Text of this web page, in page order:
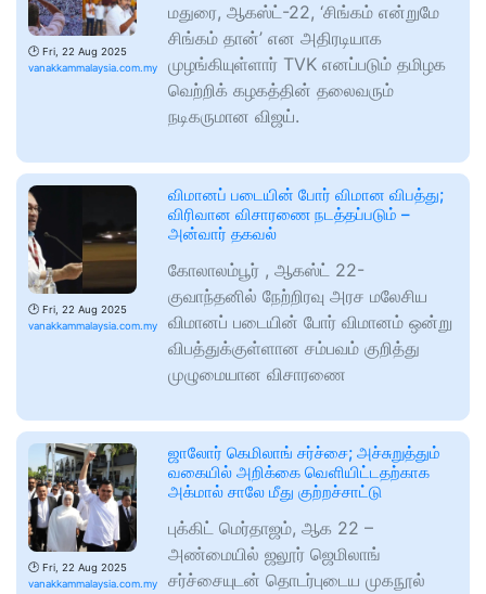
🕑 Fri, 22 Aug 2025
vanakkammalaysia.com.my
மதுரை, ஆகஸ்ட்-22, ‘சிங்கம் என்றுமே
சிங்கம் தான்’ என அதிரடியாக
முழங்கியுள்ளார் TVK எனப்படும் தமிழக
வெற்றிக் கழகத்தின் தலைவரும்
நடிகருமான விஜய்.
🕑 Fri, 22 Aug 2025
vanakkammalaysia.com.my
விமானப் படையின் போர் விமான விபத்து;
விரிவான விசாரணை நடத்தப்படும் –
அன்வார் தகவல்
கோலாலம்பூர் , ஆகஸ்ட் 22-
குவாந்தனில் நேற்றிரவு அரச மலேசிய
விமானப் படையின் போர் விமானம் ஒன்று
விபத்துக்குள்ளான சம்பவம் குறித்து
முழுமையான விசாரணை
🕑 Fri, 22 Aug 2025
vanakkammalaysia.com.my
ஜாலோர் கெமிலாங் சர்ச்சை; அச்சுறுத்தும்
வகையில் அறிக்கை வெளியிட்டதற்காக
அக்மால் சாலே மீது குற்றச்சாட்டு
புக்கிட் மெர்தாஜம், ஆக 22 –
அண்மையில் ஜலூர் ஜெமிலாங்
சர்ச்சையுடன் தொடர்புடைய முகநூல்